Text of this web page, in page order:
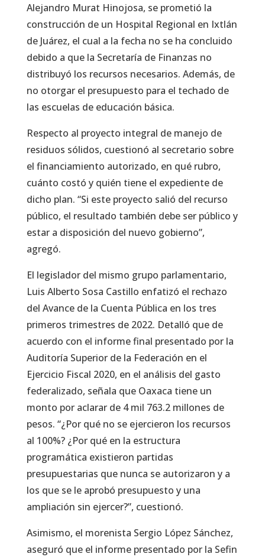
Alejandro Murat Hinojosa, se prometió la
construcción de un Hospital Regional en Ixtlán
de Juárez, el cual a la fecha no se ha concluido
debido a que la Secretaría de Finanzas no
distribuyó los recursos necesarios. Además, de
no otorgar el presupuesto para el techado de
las escuelas de educación básica.
Respecto al proyecto integral de manejo de
residuos sólidos, cuestionó al secretario sobre
el financiamiento autorizado, en qué rubro,
cuánto costó y quién tiene el expediente de
dicho plan. “Si este proyecto salió del recurso
público, el resultado también debe ser público y
estar a disposición del nuevo gobierno”,
agregó.
El legislador del mismo grupo parlamentario,
Luis Alberto Sosa Castillo enfatizó el rechazo
del Avance de la Cuenta Pública en los tres
primeros trimestres de 2022. Detalló que de
acuerdo con el informe final presentado por la
Auditoría Superior de la Federación en el
Ejercicio Fiscal 2020, en el análisis del gasto
federalizado, señala que Oaxaca tiene un
monto por aclarar de 4 mil 763.2 millones de
pesos. “¿Por qué no se ejercieron los recursos
al 100%? ¿Por qué en la estructura
programática existieron partidas
presupuestarias que nunca se autorizaron y a
los que se le aprobó presupuesto y una
ampliación sin ejercer?”, cuestionó.
Asimismo, el morenista Sergio López Sánchez,
aseguró que el informe presentado por la Sefin